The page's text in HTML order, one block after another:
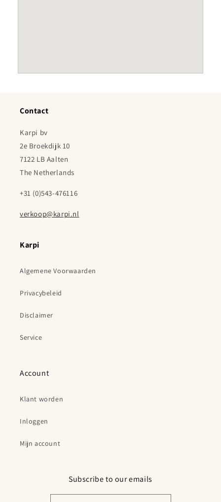
Contact
Karpi bv
2e Broekdijk 10
7122 LB Aalten
The Netherlands
+31 (0)543-476116
verkoop@karpi.nl
Karpi
Algemene Voorwaarden
Privacybeleid
Disclaimer
Service
Account
Klant worden
Inloggen
Mijn account
Subscribe to our emails